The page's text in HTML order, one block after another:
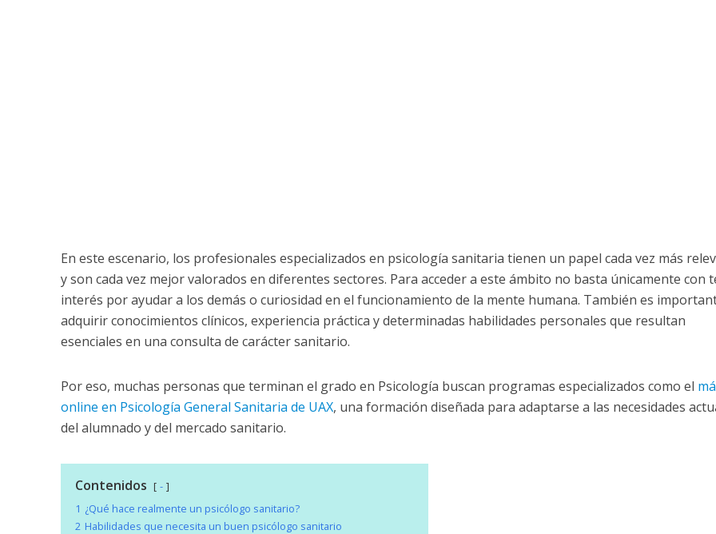
En este escenario, los profesionales especializados en psicología sanitaria tienen un papel cada vez más
y son cada vez mejor valorados en diferentes sectores. Para acceder a este ámbito no basta únicamente con
interés por ayudar a los demás o curiosidad en el funcionamiento de la mente humana. También es
adquirir conocimientos clínicos, experiencia práctica y determinadas habilidades personales que resultan
esenciales en una consulta de carácter sanitario.
Por eso, muchas personas que terminan el grado en Psicología buscan programas especializados como el
online en Psicología General Sanitaria de UAX, una formación diseñada para adaptarse a las necesidades
del alumnado y del mercado sanitario.
Contenidos
-
1 ¿Qué hace realmente un psicólogo sanitario?
2 Habilidades que necesita un buen psicólogo sanitario